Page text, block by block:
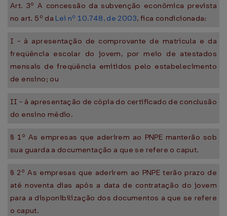
Art. 3º A concessão da subvenção econômica prevista
no art. 5º da Lei nº 10.748, de 2003, fica condicionada:
I - à apresentação de comprovante de matrícula e da
freqüência escolar do jovem, por meio de atestados
mensais de freqüência emitidos pelo estabelecimento
de ensino; ou
II - à apresentação de cópia do certificado de conclusão
do ensino médio.
§ 1º As empresas que aderirem ao PNPE manterão sob
sua guarda a documentação a que se refere o caput.
§ 2º As empresas que aderirem ao PNPE terão prazo de
até noventa dias após a data de contratação do jovem
para a disponibilização dos documentos a que se refere
o caput.